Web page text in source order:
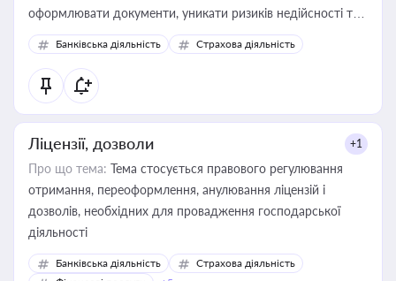
оформлювати документи, уникати ризиків недійсності та
забезпечувати їх належне прийняття органами влади та
контрагентами
Банківська діяльність Страхова діяльність
Ліцензії, дозволи +1
Про що тема: Тема стосується правового регулювання
отримання, переоформлення, анулювання ліцензій і
дозволів, необхідних для провадження господарської
діяльності
Банківська діяльність
Страхова діяльність